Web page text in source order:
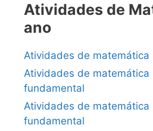
Atividades de
ano
Atividades de matemática
Atividades de matemática
fundamental
Atividades de matemática
fundamental